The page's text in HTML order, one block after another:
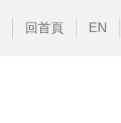
回首頁 EN